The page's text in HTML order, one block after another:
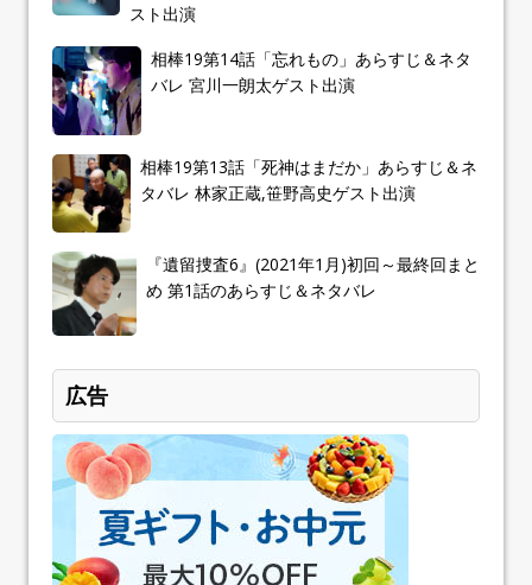
スト出演
相棒19第14話「忘れもの」あらすじ＆ネタ
バレ 宮川一朗太ゲスト出演
相棒19第13話「死神はまだか」あらすじ＆ネ
タバレ 林家正蔵,笹野高史ゲスト出演
『遺留捜査6』(2021年1月)初回～最終回まと
め 第1話のあらすじ＆ネタバレ
広告